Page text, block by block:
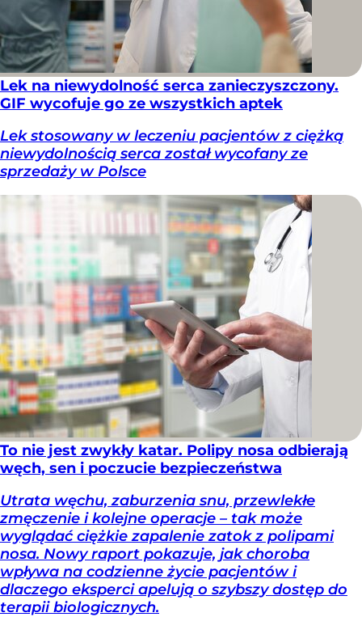
Lek na niewydolność serca zanieczyszczony.
GIF wycofuje go ze wszystkich aptek
Lek stosowany w leczeniu pacjentów z ciężką
niewydolnością serca został wycofany ze
sprzedaży w Polsce
To nie jest zwykły katar. Polipy nosa odbierają
węch, sen i poczucie bezpieczeństwa
Utrata węchu, zaburzenia snu, przewlekłe
zmęczenie i kolejne operacje – tak może
wyglądać ciężkie zapalenie zatok z polipami
nosa. Nowy raport pokazuje, jak choroba
wpływa na codzienne życie pacjentów i
dlaczego eksperci apelują o szybszy dostęp do
terapii biologicznych.